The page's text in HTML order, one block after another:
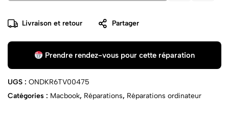
Livraison et retour Partager
Prendre rendez-vous pour cette réparation
UGS : ONDKR6TV00475
Catégories : Macbook, Réparations, Réparations ordinateur